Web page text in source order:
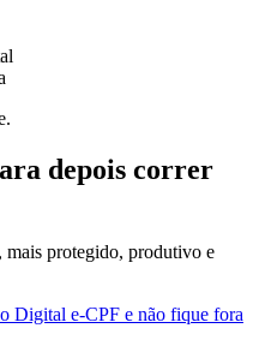
depois correr
, mais protegido, produtivo e
Digital e-CPF e não fique fora